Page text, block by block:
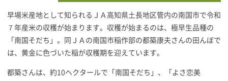
早場米産地として知られるＪＡ高知県土長地区管内の南国市で令和
７年産米の収穫が始まります。収穫が始まるのは、極早生品種の
「南国そだち」。同ＪＡの南国市稲作部の都築康夫さんの田んぼで
は、黄金に色づいた稲が収穫期を迎えています。
都築さんは、約10ヘクタールで「南国そだち」、「よさ恋美